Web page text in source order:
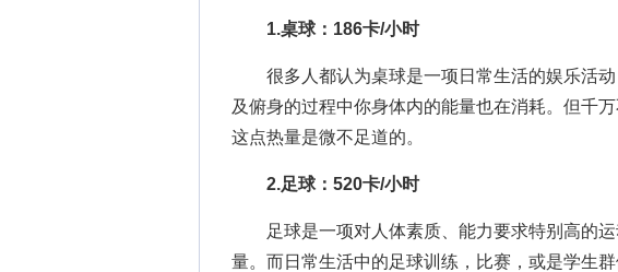
1.桌球：186卡/小时
很多人都认为桌球是一项日常生活的娱乐活动
及俯身的过程中你身体内的能量也在消耗。但千
这点热量是微不足道的。
2.足球：520卡/小时
足球是一项对人体素质、能力要求特别高的运
量。而日常生活中的足球训练，比赛，或是学生